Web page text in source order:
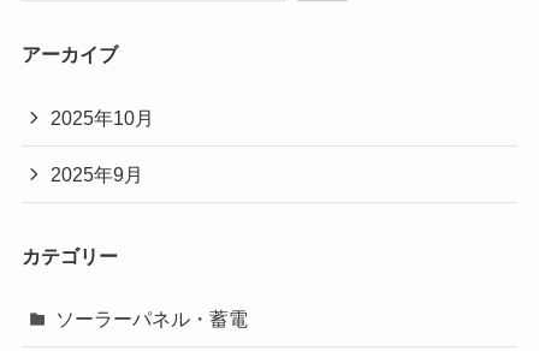
アーカイブ
2025年10月
2025年9月
カテゴリー
ソーラーパネル・蓄電